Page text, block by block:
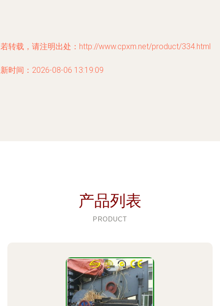
转载，请注明出处：http://www.cpxm.net/product/334.html
时间：2026-08-06 13:19:09
产品列表
PRODUCT